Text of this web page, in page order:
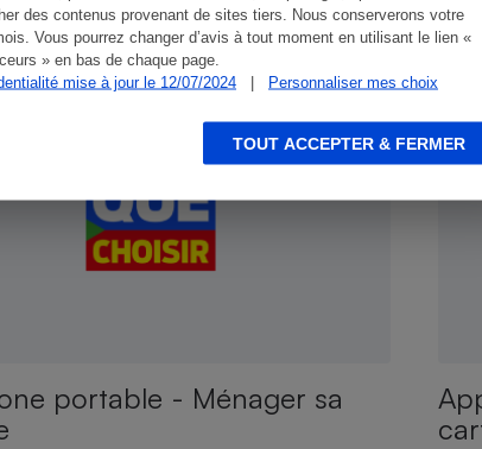
des contenus provenant de sites tiers. Nous conserverons votre
Vous pourrez changer d’avis à tout moment en utilisant le lien «
» en bas de chaque page.
mise à jour le 12/07/2024
| Personnaliser mes choix
TOUT ACCEPTER & FERMER
portable - Ménager sa